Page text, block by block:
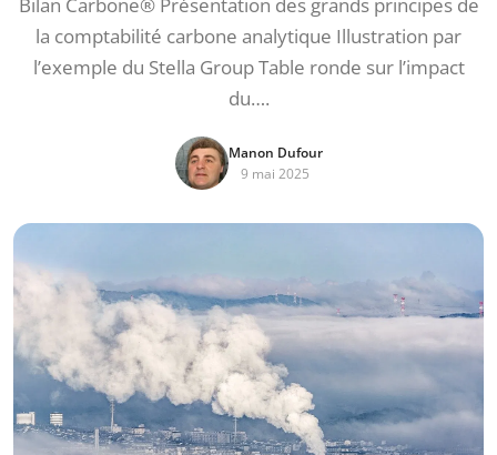
la comptabilité carbone analytique Illustration par
l’exemple du Stella Group Table ronde sur l’impact
du….
Manon Dufour
9 mai 2025